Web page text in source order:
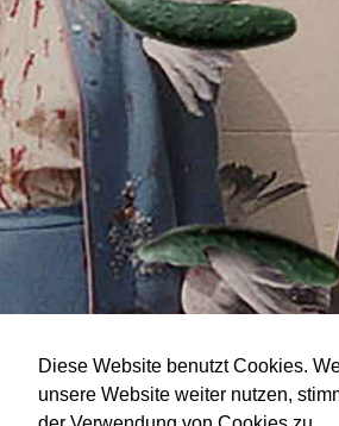
Diese Website benutzt Cookies.
unsere Website weiter nutzen,